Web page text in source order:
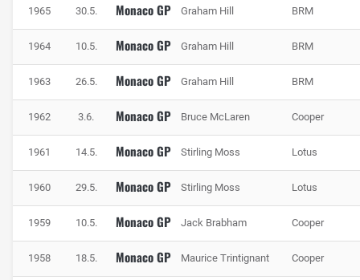
1965 30.5. Monaco GP Graham Hill BRM
1964 10.5. Monaco GP Graham Hill BRM
1963 26.5. Monaco GP Graham Hill BRM
1962 3.6. Monaco GP Bruce McLaren Cooper
1961 14.5. Monaco GP Stirling Moss Lotus
1960 29.5. Monaco GP Stirling Moss Lotus
1959 10.5. Monaco GP Jack Brabham Cooper
1958 18.5. Monaco GP Maurice Trintignant Cooper